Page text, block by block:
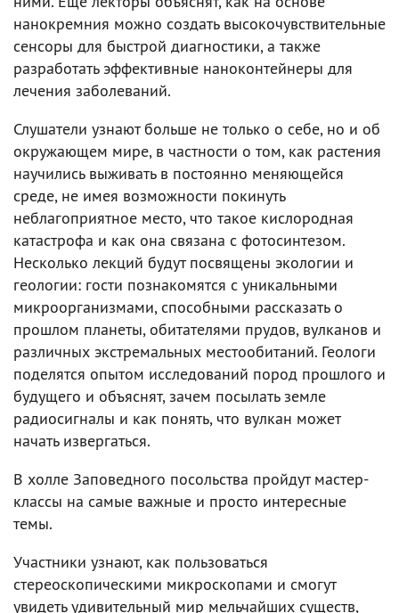
нанокремния можно создать высокочувствительные
сенсоры для быстрой диагностики, а также
разработать эффективные наноконтейнеры для
лечения заболеваний.
Слушатели узнают больше не только о себе, но и об
окружающем мире, в частности о том, как растения
научились выживать в постоянно меняющейся
среде, не имея возможности покинуть
неблагоприятное место, что такое кислородная
катастрофа и как она связана с фотосинтезом.
Несколько лекций будут посвящены экологии и
геологии: гости познакомятся с уникальными
микроорганизмами, способными рассказать о
прошлом планеты, обитателями прудов, вулканов и
различных экстремальных местообитаний. Геологи
поделятся опытом исследований пород прошлого и
будущего и объяснят, зачем посылать земле
радиосигналы и как понять, что вулкан может
начать извергаться.
В холле Заповедного посольства пройдут мастер-
классы на самые важные и просто интересные
темы.
Участники узнают, как пользоваться
стереоскопическими микроскопами и смогут
увидеть удивительный мир мельчайших существ,